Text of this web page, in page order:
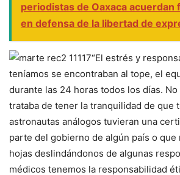
periodistas de Oaxaca acuerdan
en defensa de la libertad de
“El estrés y
teníamos se encontraban al tope, el
durante las 24 horas todos los días. No
trataba de tener la tranquilidad de que
astronautas análogos tuvieran una
parte del gobierno de algún país o que
hojas deslindándonos de algunas
médicos tenemos la responsabilidad